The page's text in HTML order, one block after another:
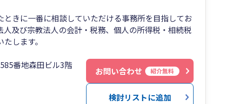
ときに一番に相談していただける事務所を目指してお
人及び宗教法人の会計・税務、個人の所得税・相続税
します。
番地森田ビル3階
お問い合わせ 紹介無料
検討リストに追加